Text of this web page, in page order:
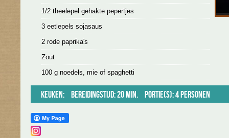
1/2 theelepel gehakte pepertjes
3 eetlepels sojasaus
2 rode paprika's
Zout
100 g noedels, mie of spaghetti
Keuken: Bereidingstijd: 20 min. Portie(s): 4 personen